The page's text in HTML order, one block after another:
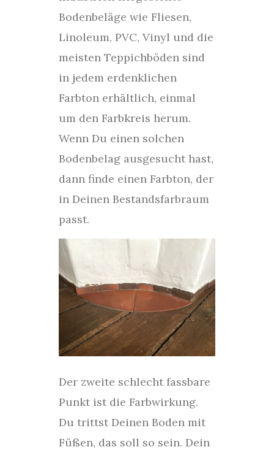
Bodenbeläge wie Fliesen,
Linoleum, PVC, Vinyl und die
meisten Teppichböden sind
in jedem erdenklichen
Farbton erhältlich, einmal
um den Farbkreis herum.
Wenn Du einen solchen
Bodenbelag ausgesucht hast,
dann finde einen Farbton, der
in Deinen Bestandsfarbraum
passt.
Der zweite schlecht fassbare
Punkt ist die Farbwirkung.
Du trittst Deinen Boden mit
Füßen, das soll so sein. Dein